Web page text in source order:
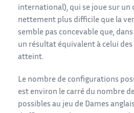
international), qui se joue sur un
nettement plus difficile que la
semble pas concevable que,
un résultat équivalent à celui des
atteint.
Le nombre de configurations
est environ le carré du nombre
possibles au jeu de Dames